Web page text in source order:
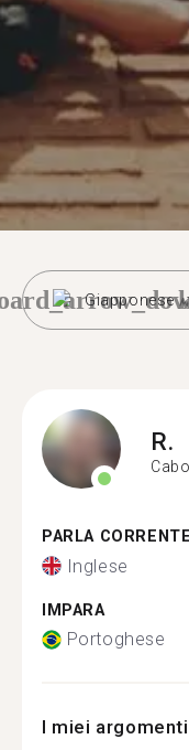
Giapponese
R.
PARLA
Inglese
IMPARA
Portoghese
I miei